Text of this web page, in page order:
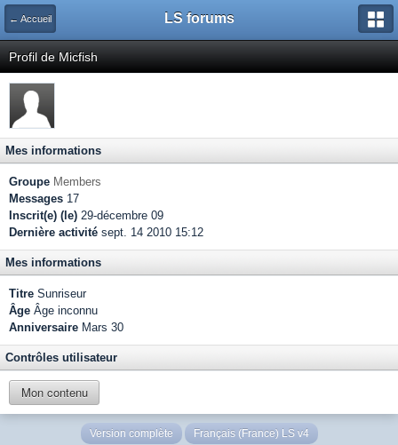
← Accueil LS forums
Profil de Micfish
Mes informations
Groupe Members
Messages 17
Inscrit(e) (le) 29-décembre 09
Dernière activité sept. 14 2010 15:12
Mes informations
Titre Sunriseur
Âge Âge inconnu
Anniversaire Mars 30
Contrôles utilisateur
Mon contenu
Version complète Français (France) LS v4